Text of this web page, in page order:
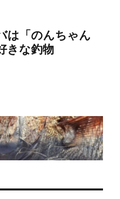
は「のんちゃん
きな釣物